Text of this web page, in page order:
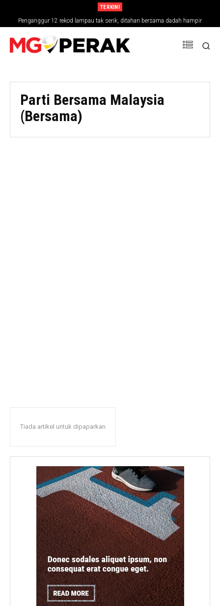
TERKINI
Penganggur 12 rekod lampau tak serik, ditahan bersama dadah hampir
RM30,000
Parti Bersama Malaysia
(Bersama)
Tiada artikel untuk dipaparkan